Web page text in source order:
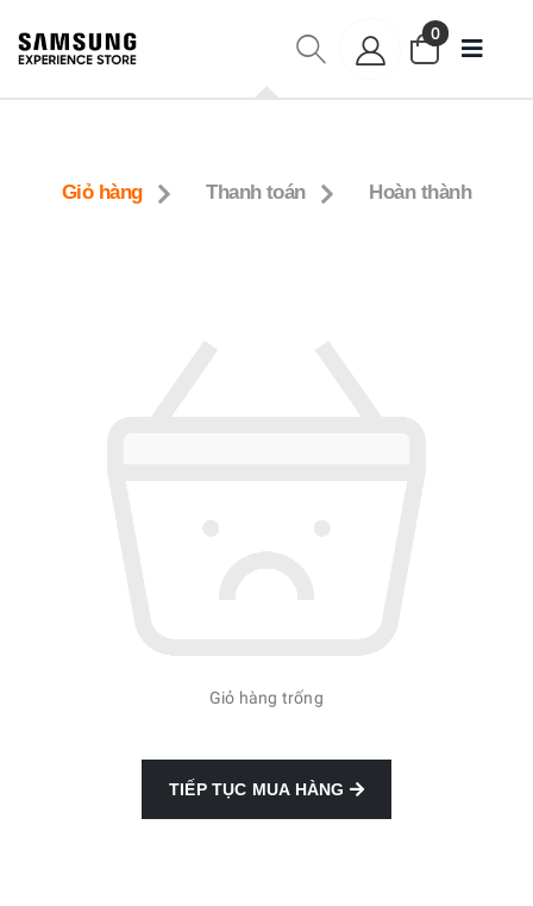
0
Giỏ hàng Thanh toán Hoàn thành
Giỏ hàng trống
TIẾP TỤC MUA HÀNG